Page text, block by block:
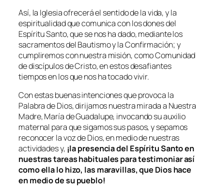
Así, la Iglesia ofrecerá el sentido de la vida, y la
espiritualidad que comunica con los dones del
Espíritu Santo, que se nos ha dado, mediante los
sacramentos del Bautismo y la Confirmación; y
cumpliremos con nuestra misión, como Comunidad
de discípulos de Cristo, en estos desafiantes
tiempos en los que nos ha tocado vivir.
Con estas buenas intenciones que provoca la
Palabra de Dios, dirijamos nuestra mirada a Nuestra
Madre, María de Guadalupe, invocando su auxilio
maternal para que sigamos sus pasos, y sepamos
reconocer la voz de Dios, en medio de nuestras
actividades y, ¡la presencia del Espíritu Santo en
nuestras tareas habituales para testimoniar así
como ella lo hizo, las maravillas, que Dios hace
en medio de su pueblo!